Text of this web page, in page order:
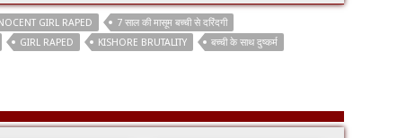
GIRL RAPED
7 साल की मासूम बच्ची से दरिंदगी
GIRL RAPED KISHORE BRUTALITY
बच्ची के साथ दुष्कर्म